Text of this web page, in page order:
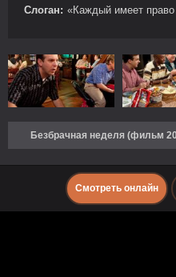
Слоган: «Каждый имеет
Безбрачная неделя (фильм
Смотреть онлайн